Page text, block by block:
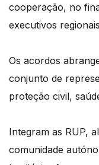
cooperação, no
executivos
Os acordos
conjunto de
proteção civil,
Integram as RUP,
comunidade